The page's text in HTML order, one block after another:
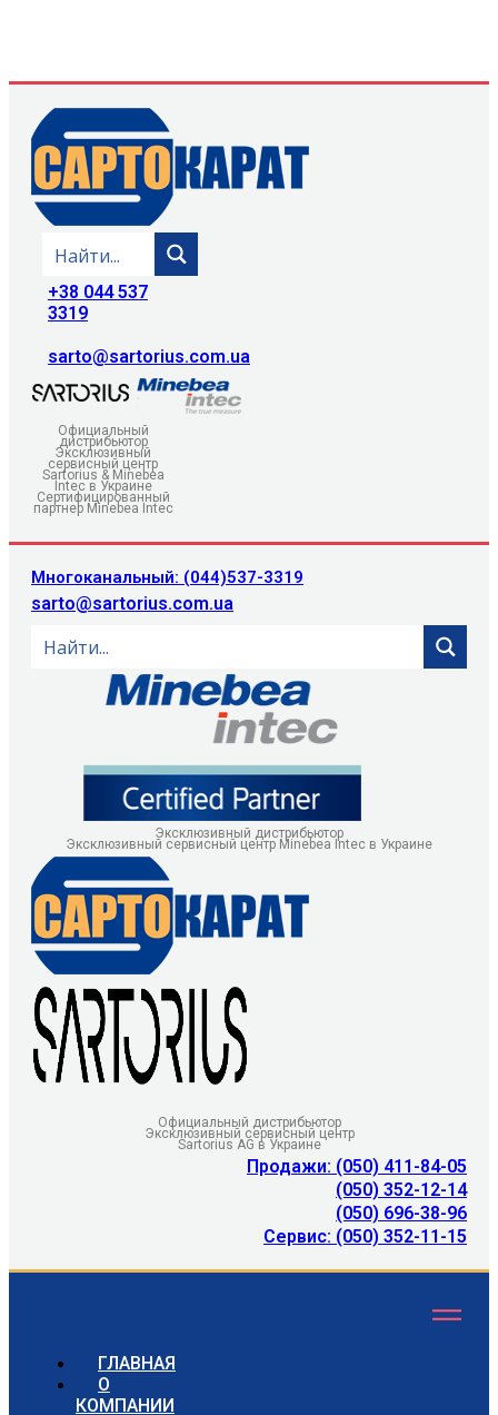
+38 044 537
3319
sarto@sartorius.com.ua
Официальный
дистрибьютор
Эксклюзивный
сервисный центр
Sartorius & Minebea
Intec в Украине
Сертифицированный
партнер Minebea Intec
Многоканальный: (044)537-3319
sarto@sartorius.com.ua
Эксклюзивный дистрибьютор
Эксклюзивный сервисный центр Minebea Intec в Украине
Официальный дистрибьютор
Эксклюзивный сервисный центр
Sartorius AG в Украине
Продажи: (050) 411-84-05
(050) 352-12-14
(050) 696-38-96
Сервис: (050) 352-11-15
ГЛАВНАЯ
О
КОМПАНИИ